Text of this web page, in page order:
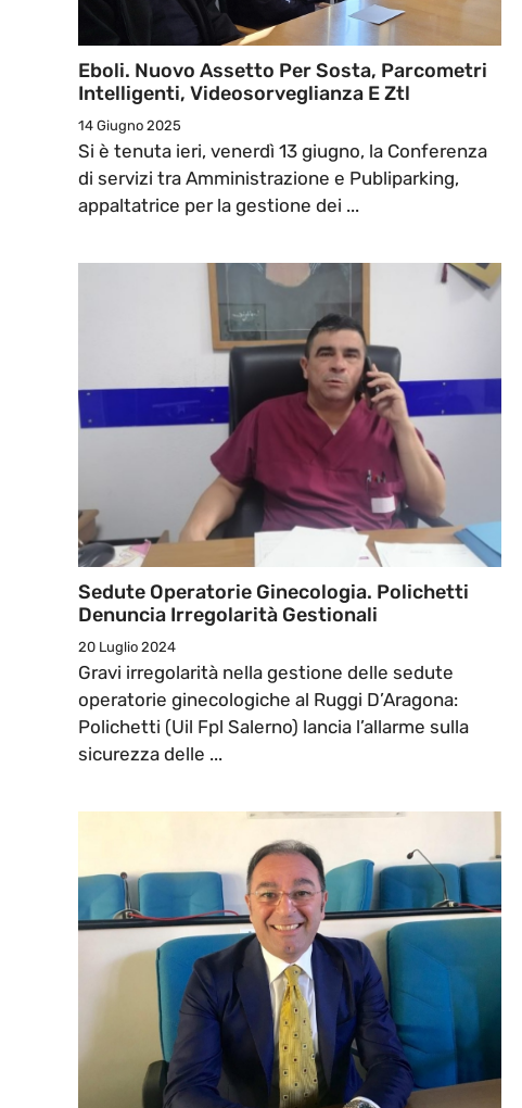
Eboli. Nuovo Assetto Per Sosta, Parcometri
Intelligenti, Videosorveglianza E Ztl
14 Giugno 2025
Si è tenuta ieri, venerdì 13 giugno, la Conferenza
di servizi tra Amministrazione e Publiparking,
appaltatrice per la gestione dei ...
Sedute Operatorie Ginecologia. Polichetti
Denuncia Irregolarità Gestionali
20 Luglio 2024
Gravi irregolarità nella gestione delle sedute
operatorie ginecologiche al Ruggi D’Aragona:
Polichetti (Uil Fpl Salerno) lancia l’allarme sulla
sicurezza delle ...